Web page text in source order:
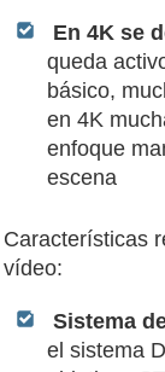
En 4K se
queda
básico,
en 4K
enfoque
escena
Características
vídeo:
Sistema
el sistema